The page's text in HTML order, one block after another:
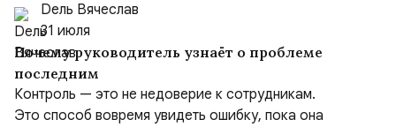
Dель Вячеслав
31 июля
Почему руководитель узнаёт о проблеме
последним
Контроль — это не недоверие к сотрудникам.
Это способ вовремя увидеть ошибку, пока она